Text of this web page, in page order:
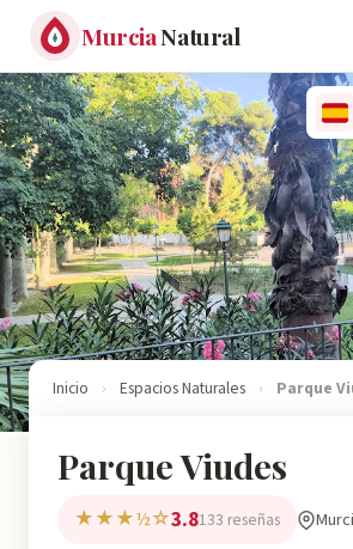
MurciaNatural
Inicio › Espacios Naturales › Parque
Parque Viudes
★★★½☆3.8133 reseñas